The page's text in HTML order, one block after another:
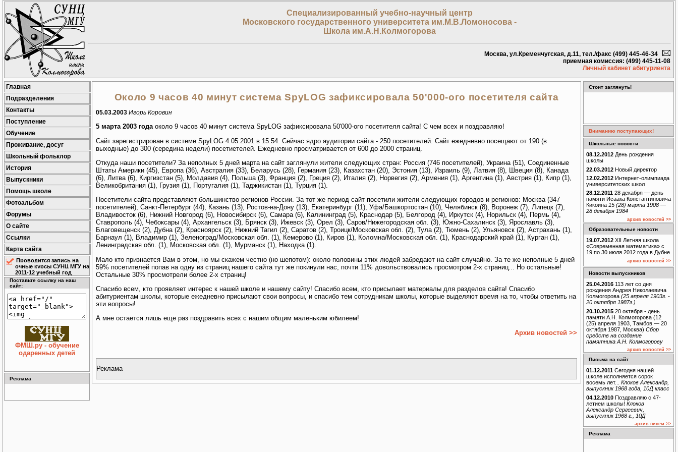
Специализированный учебно-научный центр
Московского государственного университета им.М.В.Ломоносова -
Школа им.А.Н.Колмогорова
Москва, ул.Кременчугская, д.11, тел./факс (499) 445-46-34
приемная комиссия: (499) 445-11-08
Личный кабинет абитуриента
Главная
Подразделения
Контакты
Поступление
Обучение
Проживание, досуг
Школьный фольклор
История
Выпускники
Помощь школе
Фотоальбом
Форумы
О сайте
Ссылки
Карта сайта
Проводится запись на
очные курсы СУНЦ МГУ на
2011-12 учебный год
Поставьте ссылку на наш
сайт:
ФМШ.ру - обучение
одаренных детей
Реклама
Около 9 часов 40 минут система SpyLOG зафиксировала 50'000-ого посетителя сайта
05.03.2003 Игорь Коровин
5 марта 2003 годаоколо 9 часов 40 минут система SpyLOG зафиксировала 50'000-ого посетителя сайта! С чем всех и поздравляю!
Сайт зарегистрирован в системе SpyLOG 4.05.2001 в 15:54. Сейчас ядро аудитории сайта - 250 посетителей. Сайт ежедневно посещают от 190 (в
выходные) до 300 (середина недели) посетиетелей. Ежедневно просматривается от 600 до 2000 страниц.
Откуда наши посетители? За неполных 5 дней марта на сайт заглянули жители следующих стран: Россия (746 посетителей), Украина (51), Соединенные
Штаты Америки (45), Европа (36), Австралия (33), Беларусь (28), Германия (23), Казахстан (20), Эстония (13), Израиль (9), Латвия (8), Швеция (8), Канада
(6), Литва (6), Киргизстан (5), Молдавия (4), Польша (3), Франция (2), Греция (2), Италия (2), Норвегия (2), Армения (1), Аргентина (1), Австрия (1), Кипр (1),
Великобритания (1), Грузия (1), Португалия (1), Таджикистан (1), Турция (1).
Посетители сайта представляют большинство регионов России. За тот же период сайт посетили жители следующих городов и регионов: Москва (347
посетителей), Санкт-Петербург (44), Казань (13), Ростов-на-Дону (13), Екатеринбург (11), Уфа/Башкортостан (10), Челябинск (8), Воронеж (7), Липецк (7),
Владивосток (6), Нижний Новгород (6), Новосибирск (6), Самара (6), Калининград (5), Краснодар (5), Белгород (4), Иркутск (4), Норильск (4), Пермь (4),
Ставрополь (4), Чебоксары (4), Архангельск (3), Брянск (3), Ижевск (3), Орел (3), Саров/Нижегородская обл. (3), Южно-Сахалинск (3), Ярославль (3),
Благовещенск (2), Дубна (2), Красноярск (2), Нижний Тагил (2), Саратов (2), Троицк/Московская обл. (2), Тула (2), Тюмень (2), Ульяновск (2), Астрахань (1),
Барнаул (1), Владимир (1), Зеленоград/Московская обл. (1), Кемерово (1), Киров (1), Коломна/Московская обл. (1), Краснодарский край (1), Курган (1),
Ленинградская обл. (1), Московская обл. (1), Мурманск (1), Находка (1).
Мало кто признается Вам в этом, но мы скажем честно (но шепотом): около половины этих людей забредают на сайт случайно. За те же неполные 5 дней
59% посетителей попав на одну из страниц нашего сайта тут же покинули нас, почти 11% довольствовались просмотром 2-х страниц... Но остальные!
Остальные 30% просмотрели более 2-х страниц!
Спасибо всем, кто проявляет интерес к нашей школе и нашему сайту! Спасибо всем, кто присылает материалы для разделов сайта! Спасибо
абитуриентам школы, которые ежедневно присылают свои вопросы, и спасибо тем сотрудникам школы, которые выделяют время на то, чтобы ответить на
эти вопросы!
А мне остается лишь еще раз поздравить всех с нашим общим маленьким юбилеем!
Архив новостей >>
Реклама
Стоит заглянуть!
Вниманию поступающих!
Школьные новости
08.12.2012 День рождения
школы
22.03.2012 Новый директор
12.02.2012 Интернет-олимпиада
университетских школ
28.12.2011 28 декабря — день
памяти Исаака Константиновича
Кикоина 15 (28) марта 1908 —
28 декабря 1984
архив новостей >>
Образовательные новости
19.07.2012 XII Летняя школа
«Современная математика» с
19 по 30 июля 2012 года в Дубне
архив новостей >>
Новости выпускников
25.04.2016 113 лет со дня
рождения Андрея Николаевича
Колмогорова (25 апреля 1903г. -
20 октября 1987г.)
20.10.2015 20 октября - день
памяти А.Н. Колмогорова (12
(25) апреля 1903, Тамбов — 20
октября 1987, Москва) Сбор
средств на создание
памятника А.Н. Колмогорову
архив новостей >>
Письма на сайт
01.12.2011 Сегодня нашей
школе исполняется сорок
восемь лет... Клоков Александр,
выпускник 1968 года, 10Д класс
04.12.2010 Поздравляю с 47-
летием школы! Клоков
Александр Сергеевич,
выпускник 1968 г., 10Д
архив писем >>
Реклама